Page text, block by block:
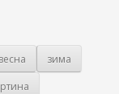
весна
зима